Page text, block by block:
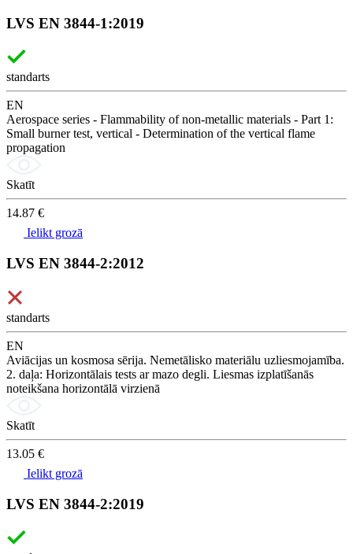
LVS EN 3844-1:2019
standarts
EN
Aerospace series - Flammability of non-metallic materials - Part 1:
Small burner test, vertical - Determination of the vertical flame
propagation
Skatīt
14.87 €
Ielikt grozā
LVS EN 3844-2:2012
standarts
EN
Aviācijas un kosmosa sērija. Nemetālisko materiālu uzliesmojamība.
2. daļa: Horizontālais tests ar mazo degli. Liesmas izplatīšanās
noteikšana horizontālā virzienā
Skatīt
13.05 €
Ielikt grozā
LVS EN 3844-2:2019